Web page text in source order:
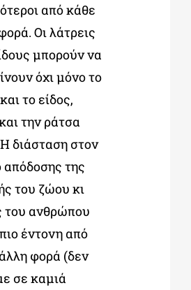
από κάθε
Οι λάτρεις
μπορούν να
όχι μόνο το
το είδος,
την ράτσα
διάσταση στον
απόδοσης της
του ζώου κι
του ανθρώπου
έντονη από
φορά (δεν
σε καμιά